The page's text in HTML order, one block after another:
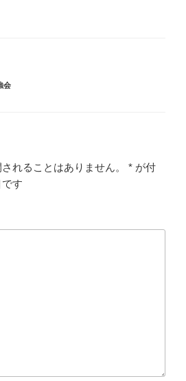
会
れることはありません。 * が付
す